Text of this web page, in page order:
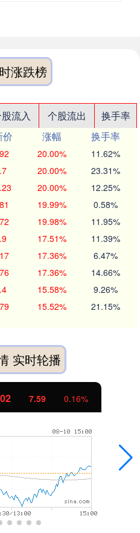
涨跌榜
流入 个股流出
换手率
价 涨幅
换手率
20.00% 11.62%
20.00% 23.31%
20.00% 12.25%
19.99% 0.58%
19.98% 11.95%
17.51% 11.39%
17.36% 6.47%
17.36% 14.66%
15.58% 9.26%
15.52% 21.15%
实时轮播
-11.37 -1.00%